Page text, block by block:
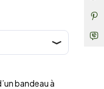
bandeau à